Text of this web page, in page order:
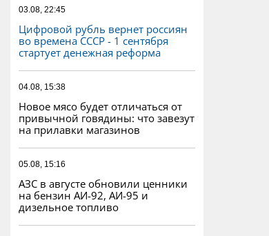
03.08, 22:45
Цифровой рубль вернет россиян
во времена СССР - 1 сентября
стартует денежная реформа
04.08, 15:38
Новое мясо будет отличаться от
привычной говядины: что завезут
на прилавки магазинов
05.08, 15:16
АЗС в августе обновили ценники
на бензин АИ-92, АИ-95 и
дизельное топливо